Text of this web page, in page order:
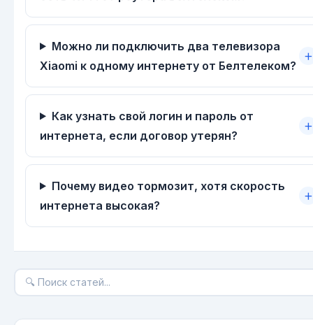
Можно ли подключить два телевизора
Xiaomi к одному интернету от Белтелеком?
Как узнать свой логин и пароль от
интернета, если договор утерян?
Почему видео тормозит, хотя скорость
интернета высокая?